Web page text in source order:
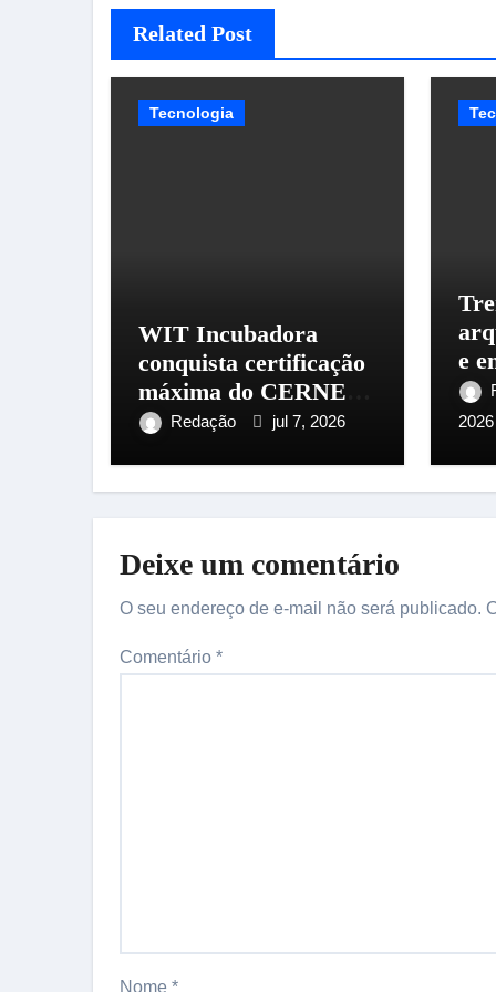
Related Post
Tecnologia
WIT Incubadora
conquista certificação
máxima do CERNE
durante 36ª
Redação jul 7, 2026
e
2026
Deixe um comentário
O seu endereço de e-mail não será publicado.
Comentário *
Nome *